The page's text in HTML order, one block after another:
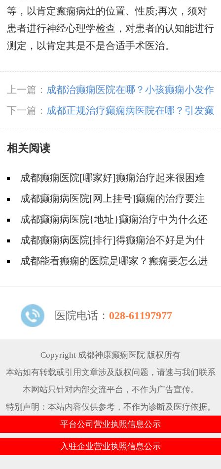
等，以肯定癫痫病灶的位置、性质;再次，须对
患者进行神经心理学检查，对患者的认知能进行
测定，以肯定其是不是合适手术医治。
上一篇： 成都治癫痫医院在哪？小孩癫痫小发作
有那些症状?
下一篇： ​成都正规治疗癫痫病医院在哪？引发癫
痫的起因是什幺?
相关阅读
成都癫痫医院[哪家好]癫痫治疗起来很困难
吗?成都癫痫病医院[网上挂号]癫痫的治疗要注
意什么?
成都癫痫病医院{地址}癫痫治疗中为什么还
是犯病?
成都癫痫病医院[排行]得癫痫治不好是为什
么?成都能看癫痫的医院是哪家？癫痫要怎么进
医院电话： 028-61197977
Copyright 成都神康癫痫医院 版权所有
本站如有转载或引用文章涉及版权问题，请速与我们联系
本网站只针对内部交流平台，不作为广告宣传。
特别声明：本站内容仅供参考，不作为诊断及医疗依据。
平台公司营业执照信息公示
入驻企业营业执照信息公示